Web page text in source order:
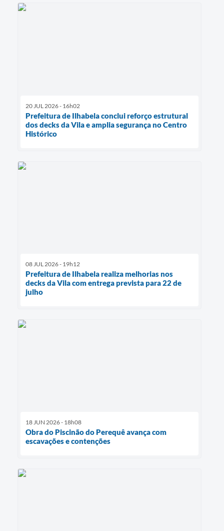
20 JUL 2026 - 16h02
Prefeitura de Ilhabela conclui reforço estrutural
dos decks da Vila e amplia segurança no Centro
Histórico
08 JUL 2026 - 19h12
Prefeitura de Ilhabela realiza melhorias nos
decks da Vila com entrega prevista para 22 de
julho
18 JUN 2026 - 18h08
Obra do Piscinão do Perequê avança com
escavações e contenções